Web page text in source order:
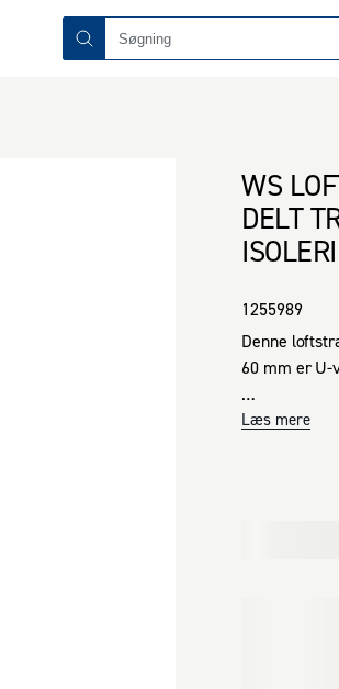
WS
DELT
1255989
Denne
60 mm er
Opfylder det
Læs mere